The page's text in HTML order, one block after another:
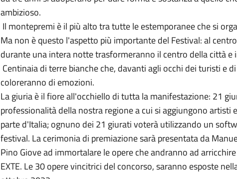
ambizioso.
Il montepremi è il più alto tra tutte le estemporanee che si
Ma non è questo l'aspetto più importante del Festival: al
durante una intera notte trasformeranno il centro della città e
Centinaia di terre bianche che, davanti agli occhi dei turisti e
coloreranno di emozioni.
La giuria è il fiore all'occhiello di tutta la manifestazione: 21
professionalità della nostra regione a cui si aggiungono artisti
parte d'Italia; ognuno dei 21 giurati voterà utilizzando un
festival. La cerimonia di premiazione sarà presentata da
Pino Giove ad immortalare le opere che andranno ad
EXTE. Le 30 opere vincitrici del concorso, saranno esposte